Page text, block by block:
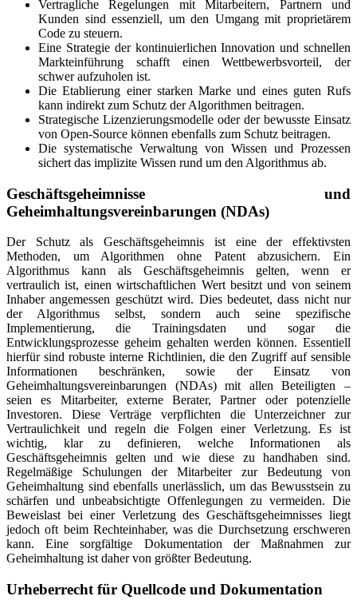
Vertragliche Regelungen mit Mitarbeitern, Partnern und
Kunden sind essenziell, um den Umgang mit proprietärem
Code zu steuern.
Eine Strategie der kontinuierlichen Innovation und schnellen
Markteinführung schafft einen Wettbewerbsvorteil, der
schwer aufzuholen ist.
Die Etablierung einer starken Marke und eines guten Rufs
kann indirekt zum Schutz der Algorithmen beitragen.
Strategische Lizenzierungsmodelle oder der bewusste Einsatz
von Open-Source können ebenfalls zum Schutz beitragen.
Die systematische Verwaltung von Wissen und Prozessen
sichert das implizite Wissen rund um den Algorithmus ab.
Geschäftsgeheimnisse und
Geheimhaltungsvereinbarungen (NDAs)
Der Schutz als Geschäftsgeheimnis ist eine der effektivsten
Methoden, um Algorithmen ohne Patent abzusichern. Ein
Algorithmus kann als Geschäftsgeheimnis gelten, wenn er
vertraulich ist, einen wirtschaftlichen Wert besitzt und von seinem
Inhaber angemessen geschützt wird. Dies bedeutet, dass nicht nur
der Algorithmus selbst, sondern auch seine spezifische
Implementierung, die Trainingsdaten und sogar die
Entwicklungsprozesse geheim gehalten werden können. Essentiell
hierfür sind robuste interne Richtlinien, die den Zugriff auf sensible
Informationen beschränken, sowie der Einsatz von
Geheimhaltungsvereinbarungen (NDAs) mit allen Beteiligten –
seien es Mitarbeiter, externe Berater, Partner oder potenzielle
Investoren. Diese Verträge verpflichten die Unterzeichner zur
Vertraulichkeit und regeln die Folgen einer Verletzung. Es ist
wichtig, klar zu definieren, welche Informationen als
Geschäftsgeheimnis gelten und wie diese zu handhaben sind.
Regelmäßige Schulungen der Mitarbeiter zur Bedeutung von
Geheimhaltung sind ebenfalls unerlässlich, um das Bewusstsein zu
schärfen und unbeabsichtigte Offenlegungen zu vermeiden. Die
Beweislast bei einer Verletzung des Geschäftsgeheimnisses liegt
jedoch oft beim Rechteinhaber, was die Durchsetzung erschweren
kann. Eine sorgfältige Dokumentation der Maßnahmen zur
Geheimhaltung ist daher von größter Bedeutung.
Urheberrecht für Quellcode und Dokumentation